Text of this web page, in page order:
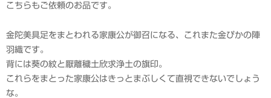
こちらもご依頼のお品です。
金陀美具足をまとわれる家康公が御召になる、これまた金ぴかの陣
羽織です。
背には葵の紋と厭離穢土欣求浄土の旗印。
これらをまとった家康公はきっとまぶしくて直視できないでしょう
な。